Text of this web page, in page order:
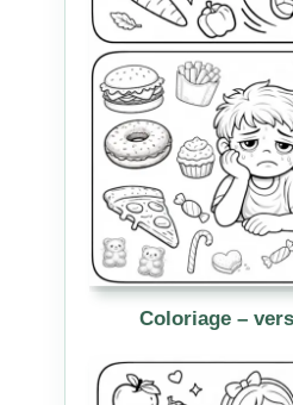
Coloriage –